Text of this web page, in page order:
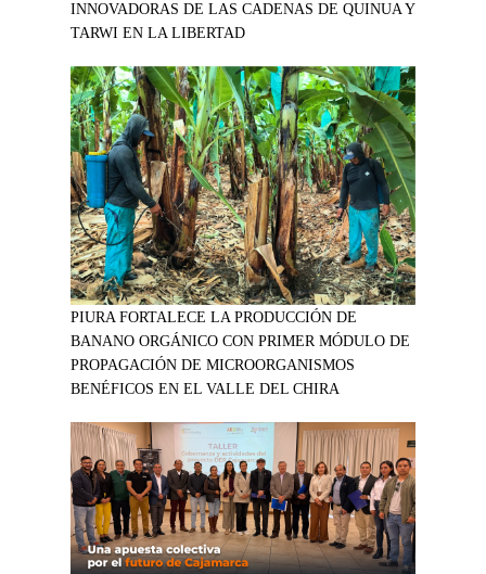
INNOVADORAS DE LAS CADENAS DE QUINUA Y
TARWI EN LA LIBERTAD
PIURA FORTALECE LA PRODUCCIÓN DE
BANANO ORGÁNICO CON PRIMER MÓDULO DE
PROPAGACIÓN DE MICROORGANISMOS
BENÉFICOS EN EL VALLE DEL CHIRA